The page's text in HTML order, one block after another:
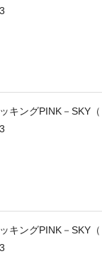
キングPINK－SKY（
キングPINK－SKY（